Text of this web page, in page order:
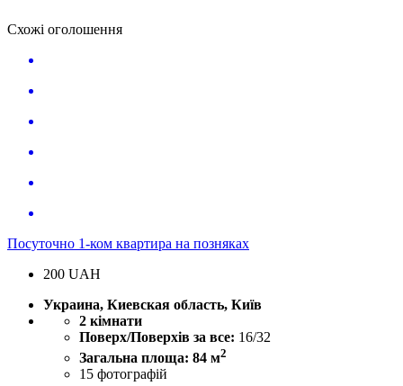
Схожі оголошення
Посуточно 1-ком квартира на позняках
200 UAH
Украина, Киевская область, Київ
2 кімнати
Поверх/Поверхів за все: 16/32
Загальна площа: 84 м2
15 фотографій